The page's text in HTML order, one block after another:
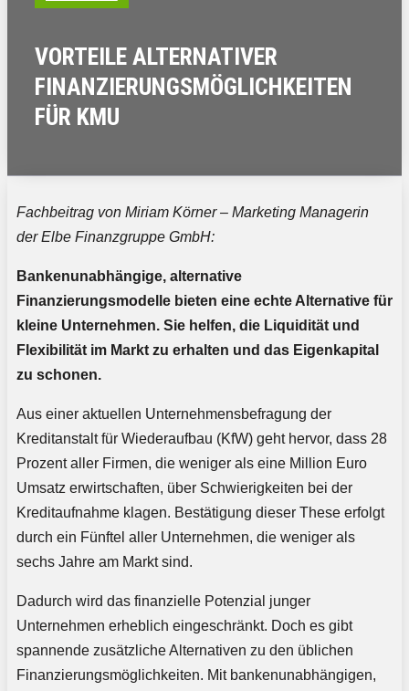
VORTEILE ALTERNATIVER
FINANZIERUNGSMÖGLICHKEITEN
FÜR KMU
Fachbeitrag von Miriam Körner– Marketing Managerin
derElbe Finanzgruppe GmbH:
Bankenunabhängige, alternative
Finanzierungsmodelle bieten eine echte Alternative für
kleine Unternehmen. Sie helfen, die Liquidität und
Flexibilität im Markt zu erhalten und das Eigenkapital
zu schonen.
Aus einer aktuellen Unternehmensbefragung der
Kreditanstalt für Wiederaufbau (KfW) geht hervor, dass 28
Prozent aller Firmen, die weniger als eine Million Euro
Umsatz erwirtschaften, über Schwierigkeiten bei der
Kreditaufnahme klagen. Bestätigung dieser These erfolgt
durch ein Fünftel aller Unternehmen, die weniger als
sechs Jahre am Markt sind.
Dadurch wird das finanzielle Potenzial junger
Unternehmen erheblich eingeschränkt. Doch es gibt
spannende zusätzliche Alternativen zu den üblichen
Finanzierungsmöglichkeiten. Mit bankenunabhängigen,